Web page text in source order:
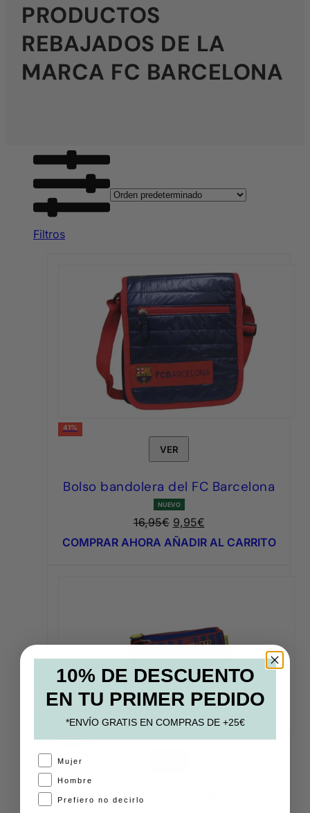
PRODUCTOS
REBAJADOS DE LA
MARCA FC BARCELONA
Filtros
41%
VER
Bolso bandolera del FC Barcelona
NUEVO
16,95€ El
precio
9,95€El
precio
COMPRAR AHORA AÑADIR AL CARRITO
54%
Estuche 2 en 1 del FC Barcelona
10% DE DESCUENTO
EN TU PRIMER PEDIDO
*ENVÍO GRATIS EN COMPRAS DE +25€
A Mujer
Hombre
Prefiero no decirlo